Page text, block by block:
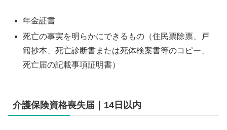
年金証書
死亡の事実を明らかにできるもの（住民票除票、戸
籍抄本、死亡診断書または死体検案書等のコピー、
死亡届の記載事項証明書）
介護保険資格喪失届｜14日以内